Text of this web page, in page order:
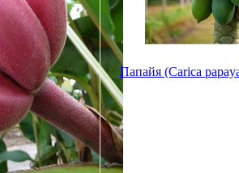
Папайя (Carica